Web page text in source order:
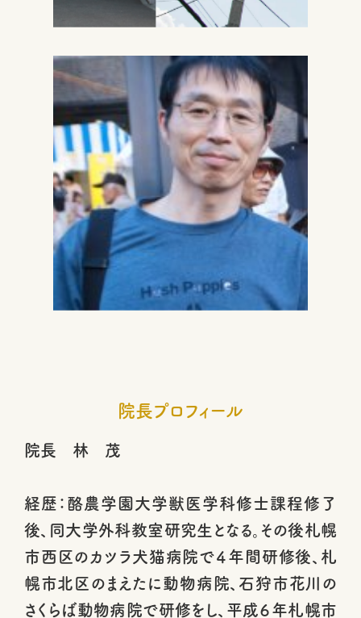
院長プロフィール
院長 林 茂
経歴：酪農学園大学獣医学科修士課程修了
後、同大学外科教室研究生となる。その後札幌
市西区のカツラ犬猫病院で４年間研修後、札
幌市北区のまえたに動物病院、石狩市花川の
さくらば動物病院で研修をし、平成６年札幌市